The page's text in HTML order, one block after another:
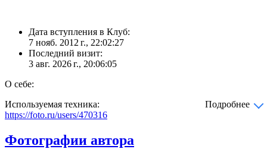
Дата вступления в Клуб:
7 нояб. 2012 г., 22:02:27
Последний визит:
3 авг. 2026 г., 20:06:05
О себе:
Используемая техника:
Подробнее
https://foto.ru/users/470316
Фотографии автора